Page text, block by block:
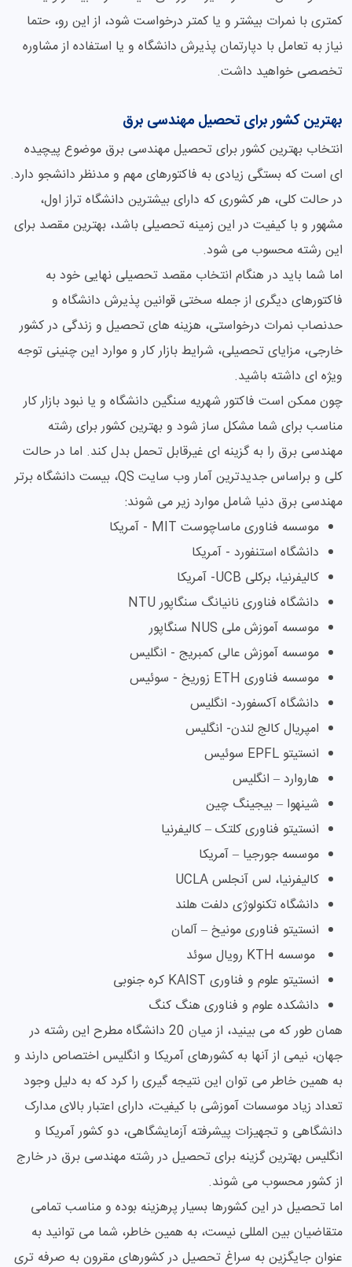
کمتری با نمرات بیشتر و یا کمتر درخواست شود، از این رو، حتما
نیاز به تعامل با دپارتمان پذیرش دانشگاه و یا استفاده از مشاوره
تخصصی خواهید داشت.
بهترین کشور برای تحصیل مهندسی برق
انتخاب بهترین کشور برای تحصیل مهندسی برق موضوع پیچیده
ای است که بستگی زیادی به فاکتورهای مهم و مدنظر دانشجو دارد.
در حالت کلی، هر کشوری که دارای بیشترین دانشگاه تراز اول،
مشهور و با کیفیت در این زمینه تحصیلی باشد، بهترین مقصد برای
این رشته محسوب می شود.
اما شما باید در هنگام انتخاب مقصد تحصیلی نهایی خود به
فاکتورهای دیگری از جمله سختی قوانین پذیرش دانشگاه و
حدنصاب نمرات درخواستی، هزینه های تحصیل و زندگی در کشور
خارجی، مزایای تحصیلی، شرایط بازار کار و موارد این چنینی توجه
ویژه ای داشته باشید.
چون ممکن است فاکتور شهریه سنگین دانشگاه و یا نبود بازار کار
مناسب برای شما مشکل ساز شود و بهترین کشور برای رشته
مهندسی برق را به گزینه ای غیرقابل تحمل بدل کند. اما در حالت
کلی و براساس جدیدترین آمار وب سایت QS، بیست دانشگاه برتر
مهندسی برق دنیا شامل موارد زیر می شوند:
موسسه فناوری ماساچوست MIT - آمریکا
دانشگاه استنفورد - آمریکا
کالیفرنیا، برکلی UCB- آمریکا
دانشگاه فناوری نانیانگ سنگاپور NTU
موسسه آموزش ملی NUS سنگاپور
موسسه آموزش عالی کمبریج - انگلیس
موسسه فناوری ETH زوریخ - سوئیس
دانشگاه آکسفورد- انگلیس
امپریال کالج لندن- انگلیس
انستیتو EPFL سوئیس
هاروارد – انگلیس
شینهوا – بیجینگ چین
انستیتو فناوری کلتک – کالیفرنیا
موسسه جورجیا – آمریکا
کالیفرنیا، لس آنجلس UCLA
دانشگاه تکنولوژی دلفت هلند
انستیتو فناوری مونیخ – آلمان
موسسه KTH رویال سوئد
انستیتو علوم و فناوری KAIST کره جنوبی
دانشکده علوم و فناوری هنگ کنگ
همان طور که می بینید، از میان 20 دانشگاه مطرح این رشته در
جهان، نیمی از آنها به کشورهای آمریکا و انگلیس اختصاص دارند و
به همین خاطر می توان این نتیجه گیری را کرد که به دلیل وجود
تعداد زیاد موسسات آموزشی با کیفیت، دارای اعتبار بالای مدارک
دانشگاهی و تجهیزات پیشرفته آزمایشگاهی، دو کشور آمریکا و
انگلیس بهترین گزینه برای تحصیل در رشته مهندسی برق در خارج
از کشور محسوب می شوند.
اما تحصیل در این کشورها بسیار پرهزینه بوده و مناسب تمامی
متقاضیان بین المللی نیست، به همین خاطر، شما می توانید به
عنوان جایگزین به سراغ تحصیل در کشورهای مقرون به صرفه تری